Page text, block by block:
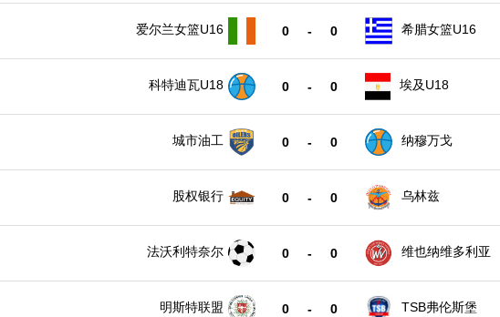
爱尔兰女篮U16 0 - 0 希腊女篮U16
科特迪瓦U18 0 - 0 埃及U18
城市油工 0 - 0 纳穆万戈
股权银行 0 - 0 乌林兹
法沃利特奈尔 0 - 0 维也纳维多利亚
明斯特联盟 0 - 0 TSB弗伦斯堡